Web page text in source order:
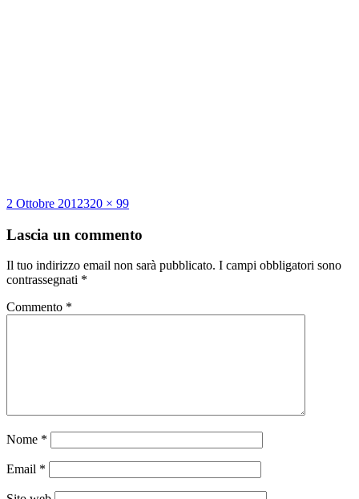
Scritto
2 Ottobre 2012Dimensione
320 × 99
Lascia un commento
Il tuo indirizzo email non sarà pubblicato. I campi obbligatori sono
contrassegnati *
Commento *
Nome *
Email *